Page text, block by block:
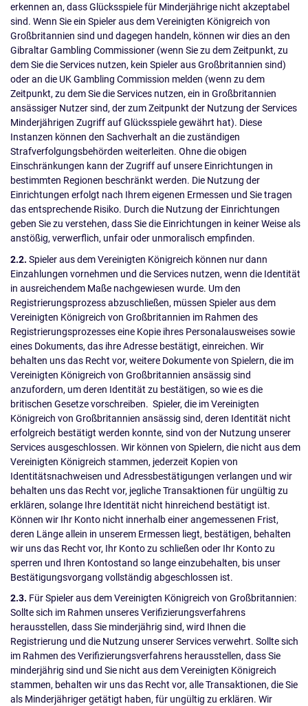
erkennen an, dass Glücksspiele für Minderjährige nicht akzeptabel
sind. Wenn Sie ein Spieler aus dem Vereinigten Königreich von
Großbritannien sind und dagegen handeln, können wir dies an den
Gibraltar Gambling Commissioner (wenn Sie zu dem Zeitpunkt, zu
dem Sie die Services nutzen, kein Spieler aus Großbritannien sind)
oder an die UK Gambling Commission melden (wenn zu dem
Zeitpunkt, zu dem Sie die Services nutzen, ein in Großbritannien
ansässiger Nutzer sind, der zum Zeitpunkt der Nutzung der Services
Minderjährigen Zugriff auf Glücksspiele gewährt hat). Diese
Instanzen können den Sachverhalt an die zuständigen
Strafverfolgungsbehörden weiterleiten. Ohne die obigen
Einschränkungen kann der Zugriff auf unsere Einrichtungen in
bestimmten Regionen beschränkt werden. Die Nutzung der
Einrichtungen erfolgt nach Ihrem eigenen Ermessen und Sie tragen
das entsprechende Risiko. Durch die Nutzung der Einrichtungen
geben Sie zu verstehen, dass Sie die Einrichtungen in keiner Weise als
anstößig, verwerflich, unfair oder unmoralisch empfinden.
2.2. Spieler aus dem Vereinigten Königreich können nur dann
Einzahlungen vornehmen und die Services nutzen, wenn die Identität
in ausreichendem Maße nachgewiesen wurde. Um den
Registrierungsprozess abzuschließen, müssen Spieler aus dem
Vereinigten Königreich von Großbritannien im Rahmen des
Registrierungsprozesses eine Kopie ihres Personalausweises sowie
eines Dokuments, das ihre Adresse bestätigt, einreichen. Wir
behalten uns das Recht vor, weitere Dokumente von Spielern, die im
Vereinigten Königreich von Großbritannien ansässig sind
anzufordern, um deren Identität zu bestätigen, so wie es die
britischen Gesetze vorschreiben. Spieler, die im Vereinigten
Königreich von Großbritannien ansässig sind, deren Identität nicht
erfolgreich bestätigt werden konnte, sind von der Nutzung unserer
Services ausgeschlossen. Wir können von Spielern, die nicht aus dem
Vereinigten Königreich stammen, jederzeit Kopien von
Identitätsnachweisen und Adressbestätigungen verlangen und wir
behalten uns das Recht vor, jegliche Transaktionen für ungültig zu
erklären, solange Ihre Identität nicht hinreichend bestätigt ist.
Können wir Ihr Konto nicht innerhalb einer angemessenen Frist,
deren Länge allein in unserem Ermessen liegt, bestätigen, behalten
wir uns das Recht vor, Ihr Konto zu schließen oder Ihr Konto zu
sperren und Ihren Kontostand so lange einzubehalten, bis unser
Bestätigungsvorgang vollständig abgeschlossen ist.
2.3. Für Spieler aus dem Vereinigten Königreich von Großbritannien:
Sollte sich im Rahmen unseres Verifizierungsverfahrens
herausstellen, dass Sie minderjährig sind, wird Ihnen die
Registrierung und die Nutzung unserer Services verwehrt. Sollte sich
im Rahmen des Verifizierungsverfahrens herausstellen, dass Sie
minderjährig sind und Sie nicht aus dem Vereinigten Königreich
stammen, behalten wir uns das Recht vor, alle Transaktionen, die Sie
als Minderjähriger getätigt haben, für ungültig zu erklären. Wir